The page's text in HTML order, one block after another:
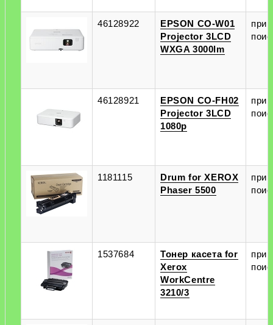
46128922
EPSON CO-W01
Projector 3LCD
WXGA 3000lm
при
46128921
EPSON CO-FH02
Projector 3LCD
1080p
при
1181115
Drum for XEROX
Phaser 5500
при
1537684
Тонер касета for
Xerox
WorkCentre
3210/3
при